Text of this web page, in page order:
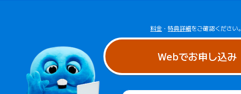
料金 ・ 特典詳細をご確認ください。
Webでお申し込み